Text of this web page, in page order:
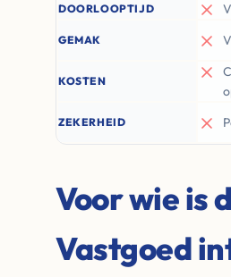
DOORLOOPTIJD
GEMAK
KOSTEN
ZEKERHEID
Voor wie is
Vastgoed